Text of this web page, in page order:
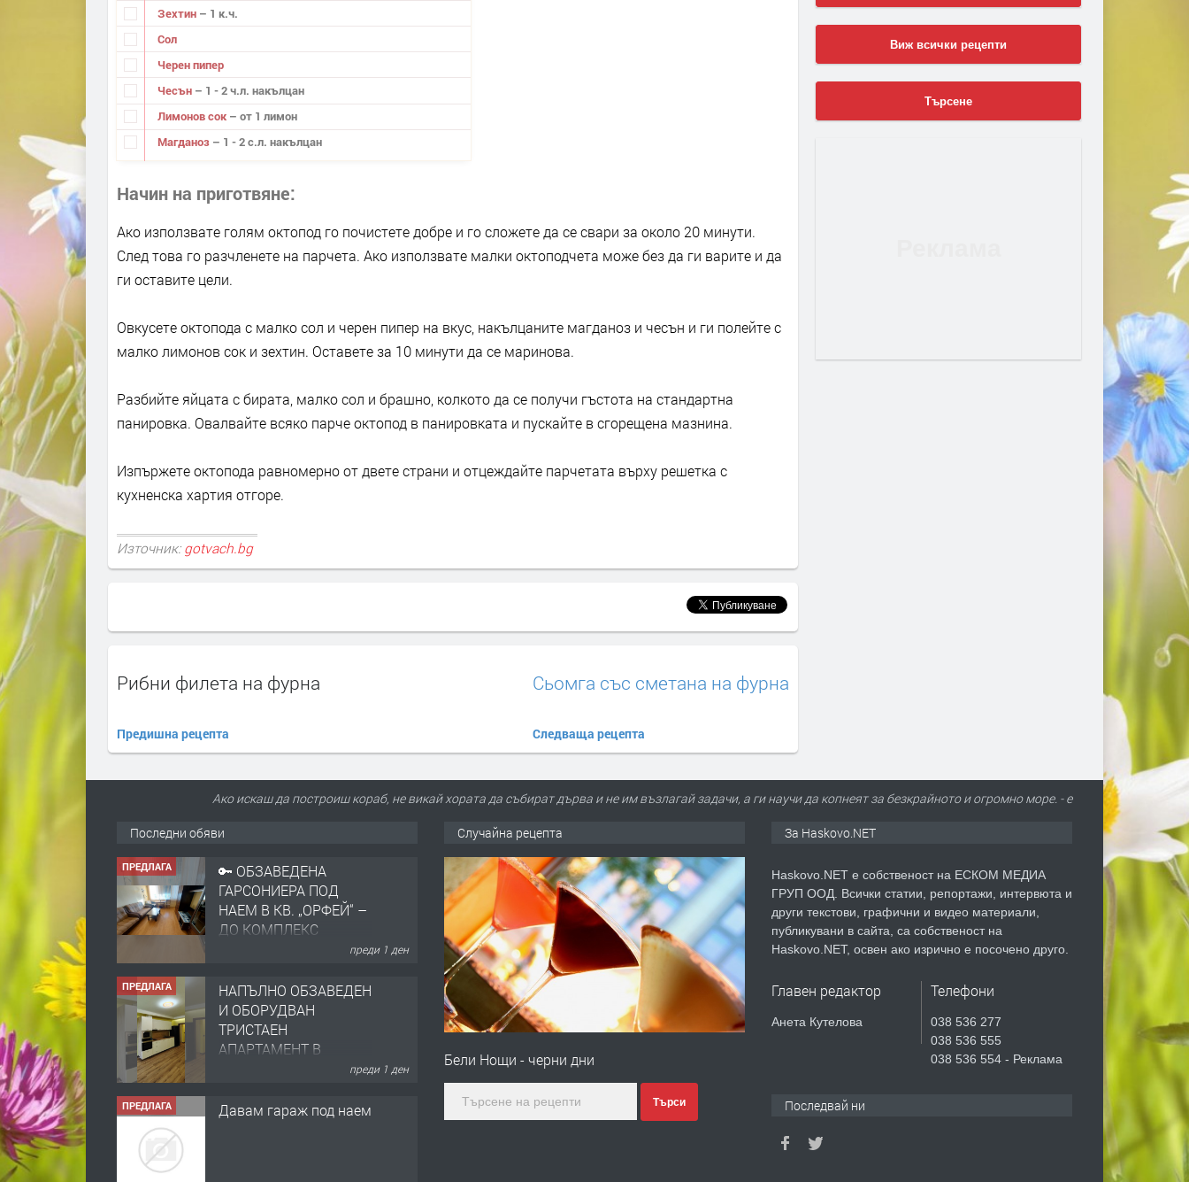
Зехтин – 1 к.ч.
Сол
Черен пипер
Чесън – 1 - 2 ч.л. накълцан
Лимонов сок – от 1 лимон
Магданоз – 1 - 2 с.л. накълцан
Начин на приготвяне
Ако използвате голям октопод го почистете добре и го сложете да се свари за около 20 минути.
След това го разчленете на парчета. Ако използвате малки октоподчета може без да ги варите и да
ги оставите цели.
Овкусете октопода с малко сол и черен пипер на вкус, накълцаните магданоз и чесън и ги полейте с
малко лимонов сок и зехтин. Оставете за 10 минути да се маринова.
Разбийте яйцата с бирата, малко сол и брашно, колкото да се получи гъстота на стандартна
панировка. Овалвайте всяко парче октопод в панировката и пускайте в сгорещена мазнина.
Изпържете октопода равномерно от двете страни и отцеждайте парчетата върху решетка с
кухненска хартия отгоре.
Източник: gotvach.bg
Рибни филета на фурна
Предишна рецепта
Сьомга със сметана на фурна
Следваща рецепта
Виж всички рецепти
Търсене
Ако искаш да построиш кораб, не викай хората да събират дърва и не им възлагай задачи, а ги научи да копнеят за безкрайното и огромно море. - е
Последни обяви
ПРЕДЛАГА
НАПЪЛНО ОБЗАВЕДЕН
И ОБОРУДВАН
ТРИСТАЕН
АПАРТАМЕНТ В
преди 1 ден
ПРЕДЛАГА Давам гараж под наем
преди 1 ден
ПРЕДЛАГА
№4120 Магазин/Офис
Случайна рецепта
Бели Нощи - черни дни
Търси
За Haskovo.NET
Haskovo.NET е собственост на ЕСКОМ МЕДИА
ГРУП ООД. Всички статии, репортажи, интервюта и
други текстови, графични и видео материали,
публикувани в сайта, са собственост на
Haskovo.NET, освен ако изрично е посочено друго.
Главен редактор
Анета Кутелова
Телефони
038 536 277
038 536 555
038 536 554 - Реклама
Последвай ни